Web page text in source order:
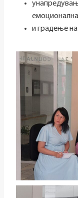
и градење на